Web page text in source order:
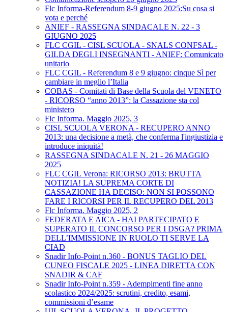
Flc Informa-Referendum 8-9 giugno 2025:Su cosa si
vota e perché
ANIEF - RASSEGNA SINDACALE N. 22 - 3
GIUGNO 2025
FLC CGIL - CISL SCUOLA - SNALS CONFSAL -
GILDA DEGLI INSEGNANTI - ANIEF: Comunicato
unitario
FLC CGIL - Referendum 8 e 9 giugno: cinque Sì per
cambiare in meglio l’Italia
COBAS - Comitati di Base della Scuola del VENETO
- RICORSO “anno 2013”: la Cassazione sta col
ministero
Flc Informa. Maggio 2025, 3
CISL SCUOLA VERONA - RECUPERO ANNO
2013: una decisione a metà, che conferma l'ingiustizia e
introduce iniquità!
RASSEGNA SINDACALE N. 21 - 26 MAGGIO
2025
FLC CGIL Verona: RICORSO 2013: BRUTTA
NOTIZIA! LA SUPREMA CORTE DI
CASSAZIONE HA DECISO: NON SI POSSONO
FARE I RICORSI PER IL RECUPERO DEL 2013
Flc Informa. Maggio 2025, 2
FEDERATA E AICA - HAI PARTECIPATO E
SUPERATO IL CONCORSO PER I DSGA? PRIMA
DELL’IMMISSIONE IN RUOLO TI SERVE LA
CIAD
Snadir Info-Point n.360 - BONUS TAGLIO DEL
CUNEO FISCALE 2025 - LINEA DIRETTA CON
SNADIR & CAF
Snadir Info-Point n.359 - Adempimenti fine anno
scolastico 2024/2025: scrutini, credito, esami,
commissioni d’esame